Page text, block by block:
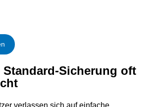
Standard-Sicherung oft
verlassen sich auf einfache